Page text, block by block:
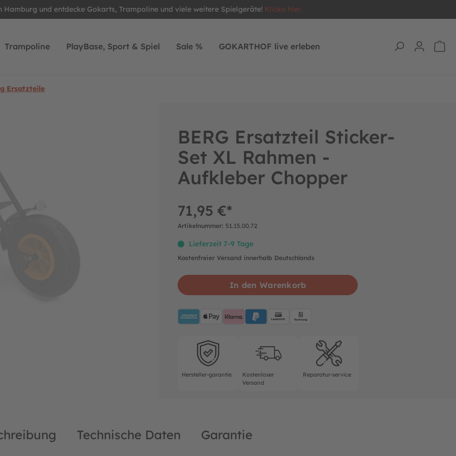
Hamburg und entdecke Gokarts, Trampoline und viele weitere Spielgeräte! Klicke hier.
Trampoline PlayBase, Sport & Spiel Sale % GOKARTHOF live erleben
Ersatzteile
BERG Ersatzteil Sticker-
Set XL Rahmen -
Aufkleber Chopper
71,95 €*
Artikelnummer: 51.15.00.72
Lieferzeit 7-9 Tage
Kostenfreier Versand innerhalb Deutschlands
In den Warenkorb
ApplePayKlarna PayPalBlueLastschrift
Hersteller-garantie
Hersteller-garantie
Kostenloser Versand
Kostenloser
Versand
Reparatur-service
Reparatur-service
Technische Daten Garantie